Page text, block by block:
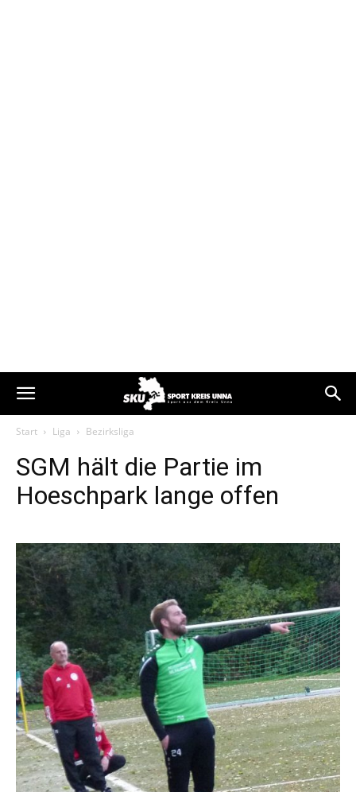
Start Liga Bezirksliga
SGM hält die Partie im
Hoeschpark lange offen